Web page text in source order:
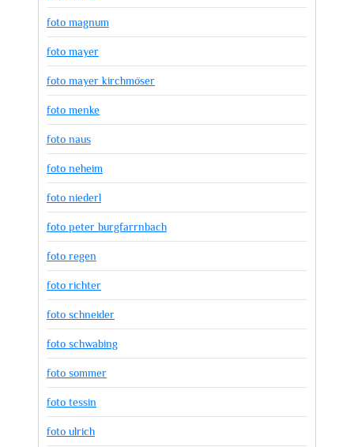
foto magnum
foto mayer
foto mayer kirchmöser
foto menke
foto naus
foto neheim
foto niederl
foto peter burgfarrnbach
foto regen
foto richter
foto schneider
foto schwabing
foto sommer
foto tessin
foto ulrich